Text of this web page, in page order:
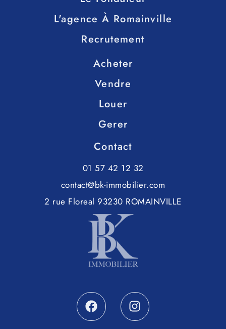
L'agence À Romainville
Recrutement
Acheter
Vendre
Louer
Gerer
Contact
01 57 42 12 32
contact@bk-immobilier.com
2 rue Floreal 93230 ROMAINVILLE